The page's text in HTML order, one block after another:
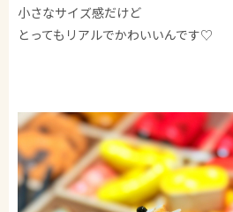
小さなサイズ感だけど
とってもリアルでかわいいんです♡